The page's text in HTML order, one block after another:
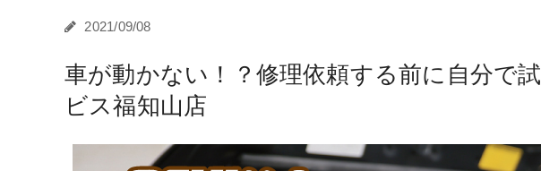
2021/09/08
車が動かない！？修理依頼する前に自分で
ビス福知山店